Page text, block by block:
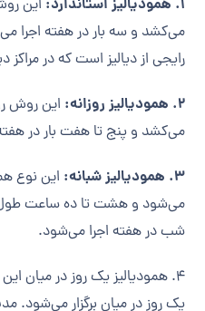
1. همودیالیز استاندارد:
این
می‌کشد و سه بار در هفته اجرا
رایجی از دیالیز است که در مراکز
2. همودیالیز روزانه:
این روش
می‌کشد و پنج تا هفت بار در
3. همودیالیز شبانه:
این نوع
می‌شود و هشت تا ده ساعت
شب در هفته اجرا می‌شود.
4. همودیالیز یک روز در
یک روز در میان برگزار می‌شود.